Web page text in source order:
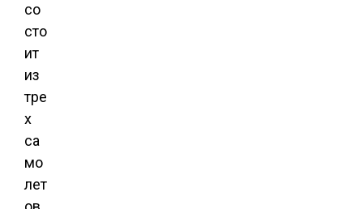
со
сто
ит
из
тре
х
са
мо
лет